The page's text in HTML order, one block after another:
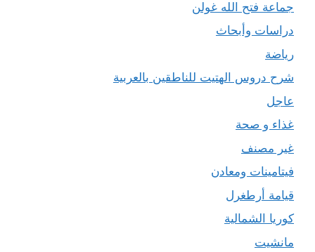
جماعة فتح الله غولن
دراسات وأبحاث
رياضة
شرح دروس الهتيت للناطقين بالعربية
عاجل
غذاء و صحة
غير مصنف
فيتامينات ومعادن
قيامة أرطغرل
كوريا الشمالية
مانشيت